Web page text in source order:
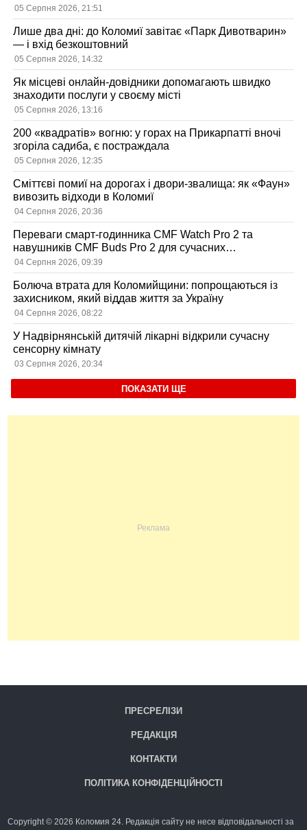
05 Серпня 2026, 21:51
Лише два дні: до Коломиї завітає «Парк Дивотварин»
— і вхід безкоштовний
05 Серпня 2026, 14:32
Як місцеві онлайн-довідники допомагають швидко
знаходити послуги у своєму місті
05 Серпня 2026, 13:16
200 «квадратів» вогню: у горах на Прикарпатті вночі
згоріла садиба, є постраждала
05 Серпня 2026, 12:35
Сміттєві помиї на дорогах і двори-звалища: як «Фаун»
вивозить відходи в Коломиї
04 Серпня 2026, 20:36
Переваги смарт-годинника CMF Watch Pro 2 та
навушників CMF Buds Pro 2 для сучасних
користувачів
04 Серпня 2026, 09:39
Болюча втрата для Коломийщини: попрощаються із
захисником, який віддав життя за Україну
04 Серпня 2026, 08:22
У Надвірнянській дитячій лікарні відкрили сучасну
сенсорну кімнату
03 Серпня 2026, 20:34
ПОКАЗАТИ ЩЕ
ПРЕСРЕЛІЗИ
РЕДАКЦІЯ
КОНТАКТИ
ПОЛІТИКА КОНФІДЕНЦІЙНОСТІ
Copyright © 2026 Коломия 24. Редакція сайту не несе відповідальності за